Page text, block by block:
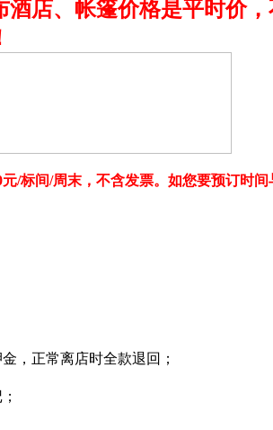
店、帐篷价格是平时价
/标间/周末，不含发票。 如您要预订时间
，正常离店时全款退回；